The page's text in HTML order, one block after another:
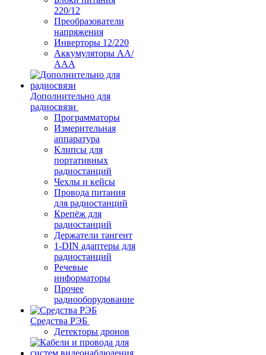
220/12
Преобразователи
напряжения
Инверторы 12/220
Аккумуляторы АА/
ААА
Дополнительно для
радиосвязи
Программаторы
Измерительная
аппаратура
Клипсы для
портативных
радиостанций
Чехлы и кейсы
Провода питания
для радиостанций
Крепёж для
радиостанций
Держатели тангент
1-DIN адаптеры для
радиостанций
Речевые
информаторы
Прочее
радиооборудование
Средства РЭБ
Детекторы дронов